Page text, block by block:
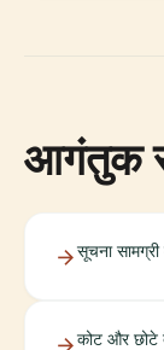
आगंतुक
सूचना
कोट और छोटे